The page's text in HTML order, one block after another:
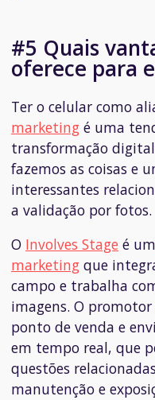
#5 Quais
oferece para
Ter o celular como
marketing é uma
transformação
fazemos as coisas e
interessantes
a validação por fotos.
O Involves Stage é um
marketing que
campo e trabalha
imagens. O
ponto de venda e
em tempo real, que
questões
manutenção e